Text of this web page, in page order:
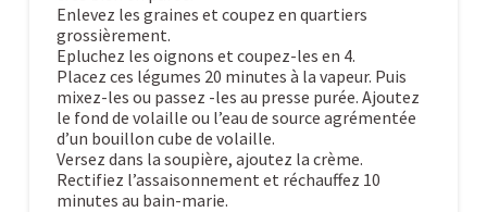
Enlevez les graines et coupez en quartiers
grossièrement.
Epluchez les oignons et coupez-les en 4.
Placez ces légumes 20 minutes à la vapeur. Puis
mixez-les ou passez -les au presse purée. Ajoutez
le fond de volaille ou l’eau de source agrémentée
d’un bouillon cube de volaille.
Versez dans la soupière, ajoutez la crème.
Rectifiez l’assaisonnement et réchauffez 10
minutes au bain-marie.